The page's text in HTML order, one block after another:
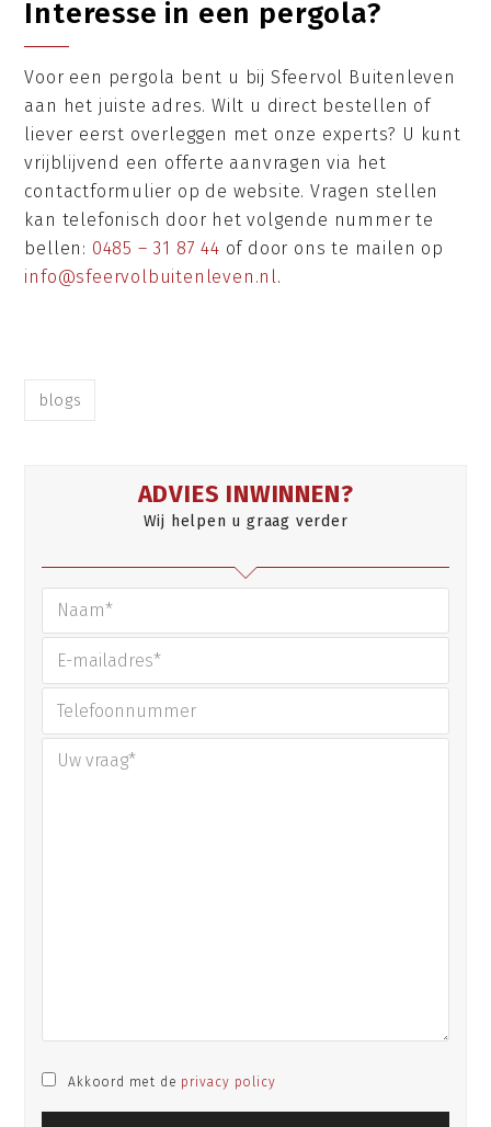
Interesse in een pergola?
Voor een pergola bent u bij Sfeervol Buitenleven
aan het juiste adres. Wilt u direct bestellen of
liever eerst overleggen met onze experts? U kunt
vrijblijvend een offerte aanvragen via het
contactformulier op de website. Vragen stellen
kan telefonisch door het volgende nummer te
bellen: 0485 – 31 87 44 of door ons te mailen op
info@sfeervolbuitenleven.nl.
blogs
ADVIES INWINNEN?
Wij helpen u graag verder
Akkoord met de privacy policy